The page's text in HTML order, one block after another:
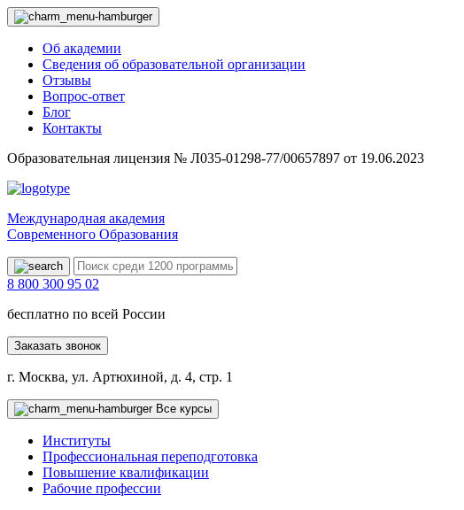
Об академии
Сведения об образовательной организации
Отзывы
Вопрос-ответ
Блог
Контакты
Образовательная лицензия № Л035-01298-77/00657897 от 19.06.2023
Международная академия
Современного Образования
8 800 300 95 02
бесплатно по всей России
Заказать звонок
г. Москва, ул. Артюхиной, д. 4, стр. 1
Все курсы
Институты
Профессиональная переподготовка
Повышение квалификации
Рабочие профессии